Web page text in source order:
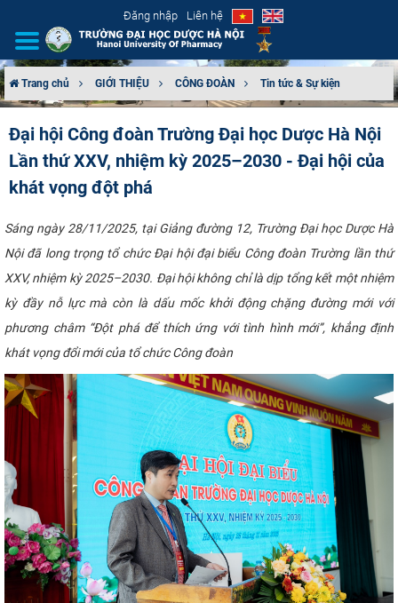
Đăng nhập Liên hệ
CƠ CẤU TỔ CHỨC
TUYỂN SINH
ĐÀO TẠO
ĐẢM BẢO CHẤT LƯỢNG
KHOA HỌC CÔNG NGHỆ
HTQT
CỰU NGƯỜI HỌC
Trang chủ GIỚI THIỆU CÔNG ĐOÀN Tin tức & Sự kiện
Đại hội Công đoàn Trường Đại học Dược Hà Nội
Lần thứ XXV, nhiệm kỳ 2025–2030 - Đại hội của
khát vọng đột phá
Sáng ngày 28/11/2025, tại Giảng đường 12, Trường Đại học Dược Hà
Nội đã long trọng tổ chức Đại hội đại biểu Công đoàn Trường lần thứ
XXV, nhiệm kỳ 2025–2030. Đại hội không chỉ là dịp tổng kết một nhiệm
kỳ đầy nỗ lực mà còn là dấu mốc khởi động chặng đường mới với
phương châm “Đột phá để thích ứng với tình hình mới”, khẳng định
khát vọng đổi mới của tổ chức Công đoàn